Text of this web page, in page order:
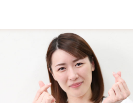
タルビューティーサロンです。